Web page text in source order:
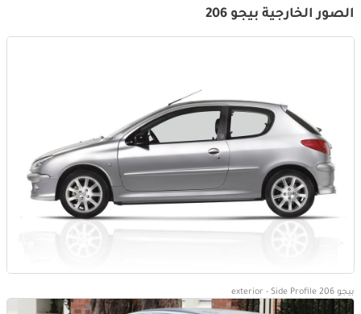
الصور الخارجية بيجو 206
بيجو 206 exterior - Side Profile